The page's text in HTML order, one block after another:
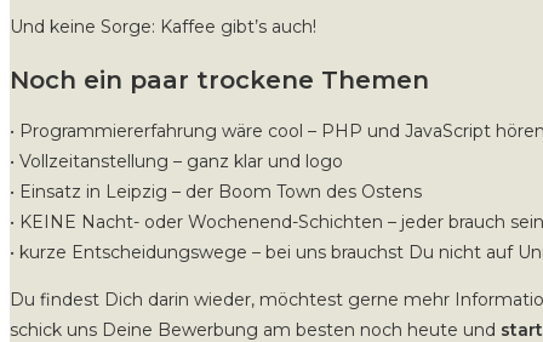
Und keine Sorge: Kaffee gibt’s auch!
Noch ein paar trockene Themen
• Programmiererfahrung wäre cool – PHP und JavaScript
• Vollzeitanstellung – ganz klar und logo
• Einsatz in Leipzig – der Boom Town des Ostens
• KEINE Nacht- oder Wochenend-Schichten – jeder brauch
• kurze Entscheidungswege – bei uns brauchst Du nicht auf
Du findest Dich darin wieder, möchtest gerne mehr
schick uns Deine Bewerbung am besten noch heute und